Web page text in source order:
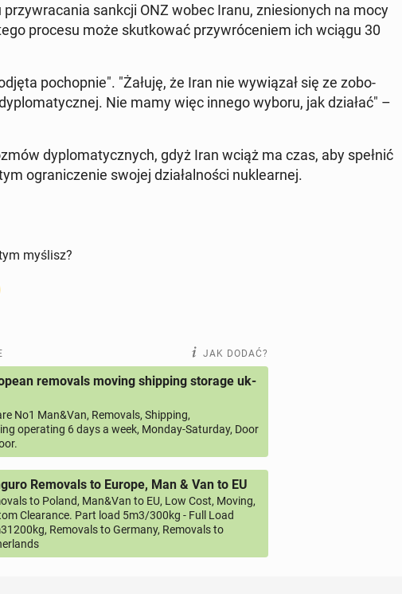
sankcji ONZ wobec Iranu, znie­sio­nych na mocy
procesu może skut­ko­wać przy­wró­ce­niem ich wciągu 30
po­chop­nie". "Żałuję, że Iran nie wy­wią­zał się ze zo­bo­
Nie mamy więc innego wyboru, jak działać" –
dy­plo­ma­tycz­nych, gdyż Iran wciąż ma czas, aby spełnić
ogra­ni­cze­nie swojej dzia­łal­no­ści nu­kle­ar­nej.
myślisz?
JAK DODAĆ?
removals moving shipping storage uk-
No1 Man&Van, Removals, Shipping,
operating 6 days a week, Monday-Saturday, Door
Removals to Europe, Man & Van to EU
to Poland, Man&Van to EU, Low Cost, Moving,
Clearance. Part load 5m3/300kg - Full Load
Removals to Germany, Removals to